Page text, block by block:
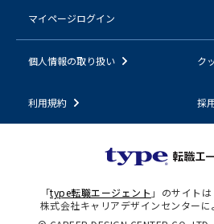
マイページログイン
個人情報の取り扱い ク
利用規約 採
「type転職エージェント 」のサイトは
株式会社キャリアデザインセンター